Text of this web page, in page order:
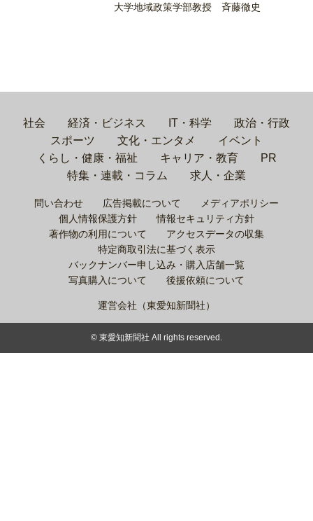
大学地域政策学部教授 斉藤徹史
社会 経済・ビジネス IT・科学
政治・行政
スポーツ
文化・エンタメ
イベント
くらし・健康・福祉
キャリア・教育
PR
特集・連載・コラム
求人・企業
問い合わせ 広告掲載について
メディアポリシー
個人情報保護方針
情報セキュリティ方針
著作物の利用について
アクセスデータの収集
特定商取引法に基づく表示
バックナンバー申し込み・購入店舗一覧
写真購入について
後援依頼について
運営会社（東愛知新聞社）
© 東愛知新聞社 All rights reserved.